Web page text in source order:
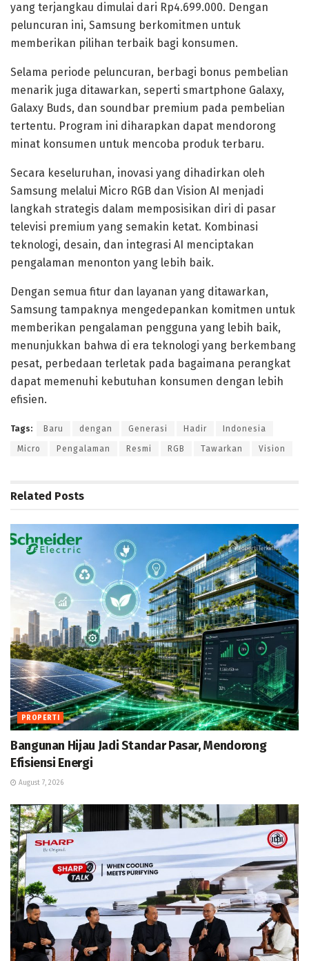
yang terjangkau dimulai dari Rp4.699.000. Dengan
peluncuran ini, Samsung berkomitmen untuk
memberikan pilihan terbaik bagi konsumen.
Selama periode peluncuran, berbagi bonus pembelian
menarik juga ditawarkan, seperti smartphone Galaxy,
Galaxy Buds, dan soundbar premium pada pembelian
tertentu. Program ini diharapkan dapat mendorong
minat konsumen untuk mencoba produk terbaru.
Secara keseluruhan, inovasi yang dihadirkan oleh
Samsung melalui Micro RGB dan Vision AI menjadi
langkah strategis dalam memposisikan diri di pasar
televisi premium yang semakin ketat. Kombinasi
teknologi, desain, dan integrasi AI menciptakan
pengalaman menonton yang lebih baik.
Dengan semua fitur dan layanan yang ditawarkan,
Samsung tampaknya mengedepankan komitmen untuk
memberikan pengalaman pengguna yang lebih baik,
menunjukkan bahwa di era teknologi yang berkembang
pesat, perbedaan terletak pada bagaimana perangkat
dapat memenuhi kebutuhan konsumen dengan lebih
efisien.
Tags: Baru dengan Generasi Hadir Indonesia
Micro Pengalaman Resmi RGB Tawarkan Vision
Related Posts
PROPERTI
Bangunan Hijau Jadi Standar Pasar, Mendorong
Efisiensi Energi
August 7, 2026